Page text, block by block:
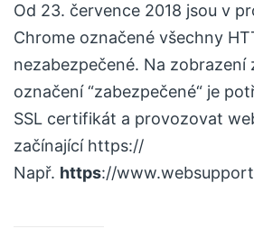
Od 23. července 2018 jsou v
Chrome označené všechny
nezabezpečené. Na zobrazení
označení “zabezpečené“ je
SSL certifikát a provozovat
začínající https://
Např. https://